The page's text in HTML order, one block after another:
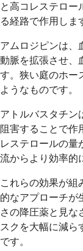
と高コレステロー
る経路で作用しま
アムロジピンは、
動脈を拡張させ、
す。狭い庭のホー
ようなものです。
アトルバスタチン
阻害することで作
レステロールの量
流からより効率的
これらの効果が組
的なアプローチが
さの降圧薬と見な
スクを大幅に減ら
です。